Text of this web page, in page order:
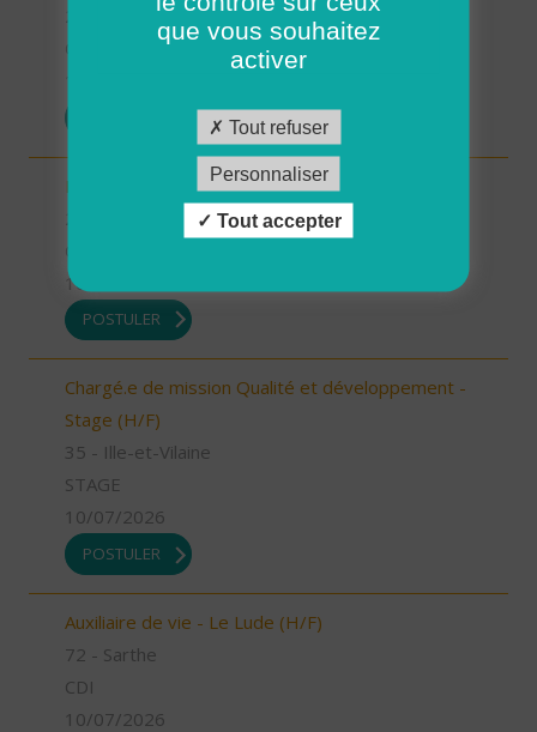
26 - Drôme
Infirmier référent (H/F)
10/07/2026
POSTULER
Chargé.e de mission Qualité et développement -
Stage (H/F)
35 - Ille-et-Vilaine
STAGE
10/07/2026
POSTULER
Auxiliaire de vie - Le Lude (H/F)
72 - Sarthe
CDI
10/07/2026
que vous souhaitez
activer
Tout refuser
Personnaliser
Tout accepter